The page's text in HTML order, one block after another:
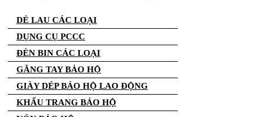
DẺ LAU CÁC LOẠI
DỤNG CỤ PCCC
ĐÈN BIN CÁC LOẠI
GĂNG TAY BẢO HỘ
GIÀY DÉP BẢO HỘ LAO ĐỘNG
KHẨU TRANG BẢO HỘ